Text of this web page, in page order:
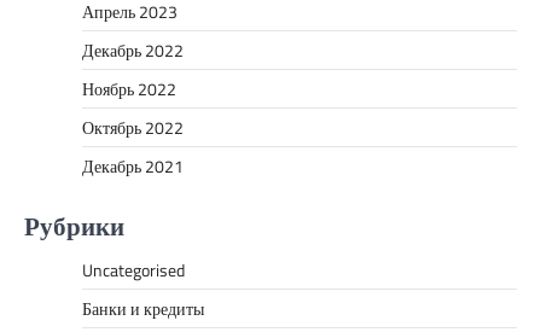
Апрель 2023
Декабрь 2022
Ноябрь 2022
Октябрь 2022
Декабрь 2021
Рубрики
Uncategorised
Банки и кредиты